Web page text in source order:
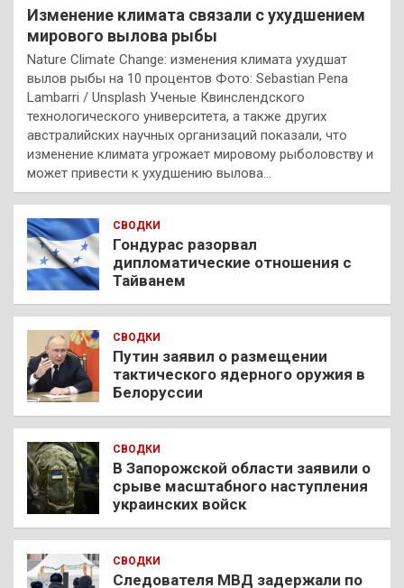
Изменение климата связали с ухудшением
мирового вылова рыбы
Nature Climate Change: изменения климата ухудшат
вылов рыбы на 10 процентов Фото: Sebastian Pena
Lambarri / Unsplash Ученые Квинслендского
технологического университета, а также других
австралийских научных организаций показали, что
изменение климата угрожает мировому рыболовству и
может привести к ухудшению вылова…
СВОДКИ
Гондурас разорвал
дипломатические отношения с
Тайванем
СВОДКИ
Путин заявил о размещении
тактического ядерного оружия в
Белоруссии
СВОДКИ
В Запорожской области заявили о
срыве масштабного наступления
украинских войск
СВОДКИ
Следователя МВД задержали по